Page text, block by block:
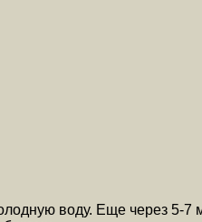
воду. Еще через 5-7